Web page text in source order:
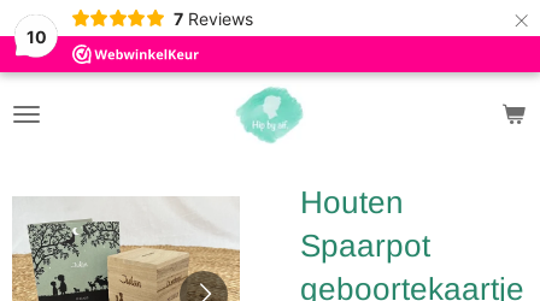
10
7 Reviews ×
Houten
Spaarpot
geboortekaartje